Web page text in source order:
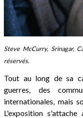
Steve McCurry, Srinagar,
réservés.
Tout au long de sa
guerres, des
internationales, mais
L'exposition